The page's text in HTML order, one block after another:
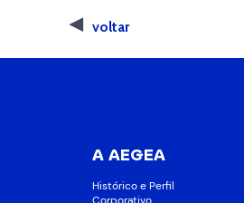
voltar
A AEGEA
Histórico e Perfil